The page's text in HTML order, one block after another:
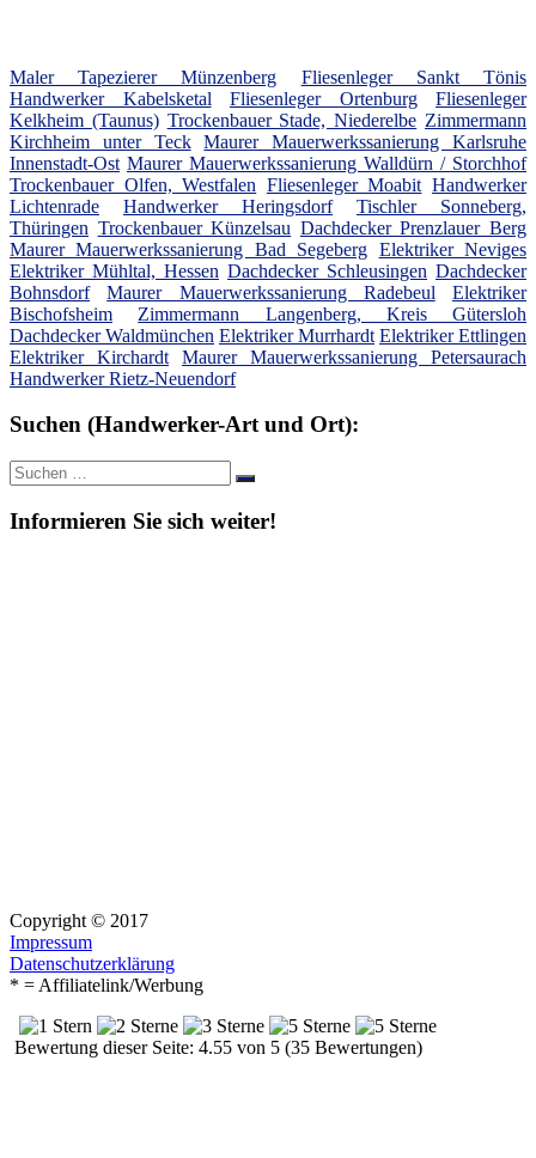
Maler Tapezierer Münzenberg
Fliesenleger Sankt Tönis
Handwerker Kabelsketal
Fliesenleger Ortenburg
Fliesenleger
Kelkheim (Taunus) Trockenbauer Stade, Niederelbe Zimmermann
Kirchheim unter Teck
Maurer Mauerwerkssanierung Karlsruhe
Innenstadt-Ost Maurer Mauerwerkssanierung Walldürn / Storchhof
Trockenbauer Olfen, Westfalen Fliesenleger Moabit Handwerker
Lichtenrade
Handwerker Heringsdorf
Tischler Sonneberg,
Thüringen Trockenbauer Künzelsau Dachdecker Prenzlauer Berg
Maurer Mauerwerkssanierung Bad Segeberg Elektriker Neviges
Elektriker Mühltal, Hessen Dachdecker Schleusingen Dachdecker
Bohnsdorf
Maurer Mauerwerkssanierung Radebeul
Elektriker
Bischofsheim
Zimmermann Langenberg, Kreis Gütersloh
Dachdecker Waldmünchen Elektriker Murrhardt Elektriker Ettlingen
Elektriker Kirchardt
Maurer Mauerwerkssanierung Petersaurach
Handwerker Rietz-Neuendorf
Suchen (Handwerker-Art und Ort):
Suche
nach:
Suchen
Informieren Sie sich weiter!
Copyright © 2017
Impressum
Datenschutzerklärung
* = Affiliatelink/Werbung
Bewertung dieser Seite: 4.55 von 5 (35 Bewertungen)